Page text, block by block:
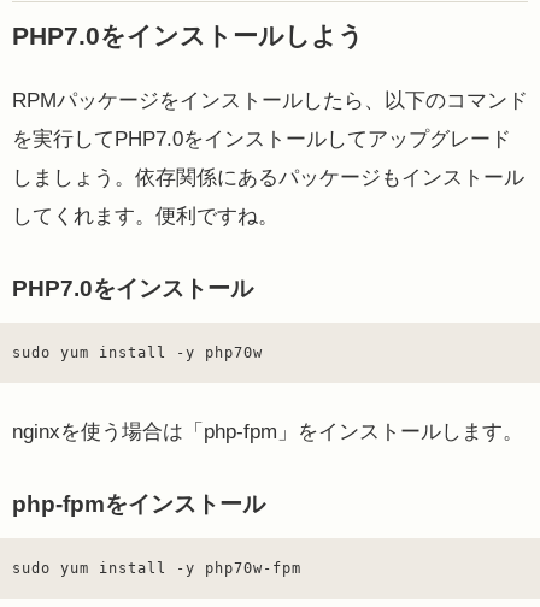
PHP7.0をインストールしよう
RPMパッケージをインストールしたら、以下のコマンド
を実行してPHP7.0をインストールしてアップグレード
しましょう。依存関係にあるパッケージもインストール
してくれます。便利ですね。
PHP7.0をインストール
sudo yum install -y php70w
nginxを使う場合は「php-fpm」をインストールします。
php-fpmをインストール
sudo yum install -y php70w-fpm